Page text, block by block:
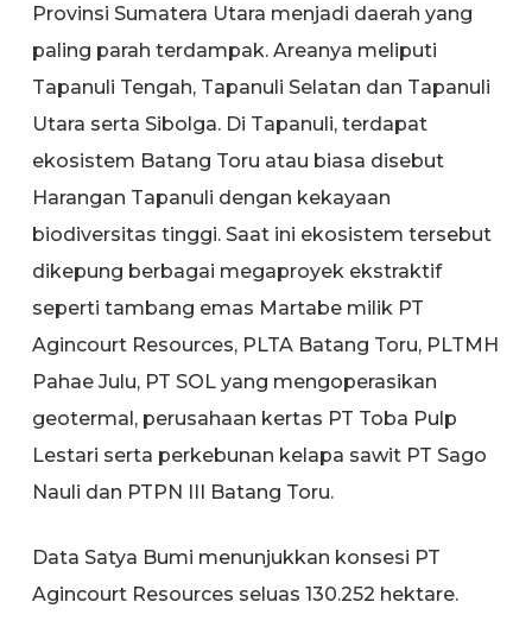
Provinsi Sumatera Utara menjadi daerah yang
paling parah terdampak. Areanya meliputi
Tapanuli Tengah, Tapanuli Selatan dan Tapanuli
Utara serta Sibolga. Di Tapanuli, terdapat
ekosistem Batang Toru atau biasa disebut
Harangan Tapanuli dengan kekayaan
biodiversitas tinggi. Saat ini ekosistem tersebut
dikepung berbagai megaproyek ekstraktif
seperti tambang emas Martabe milik PT
Agincourt Resources, PLTA Batang Toru, PLTMH
Pahae Julu, PT SOL yang mengoperasikan
geotermal, perusahaan kertas PT Toba Pulp
Lestari serta perkebunan kelapa sawit PT Sago
Nauli dan PTPN III Batang Toru.
Data Satya Bumi menunjukkan konsesi PT
Agincourt Resources seluas 130.252 hektare.